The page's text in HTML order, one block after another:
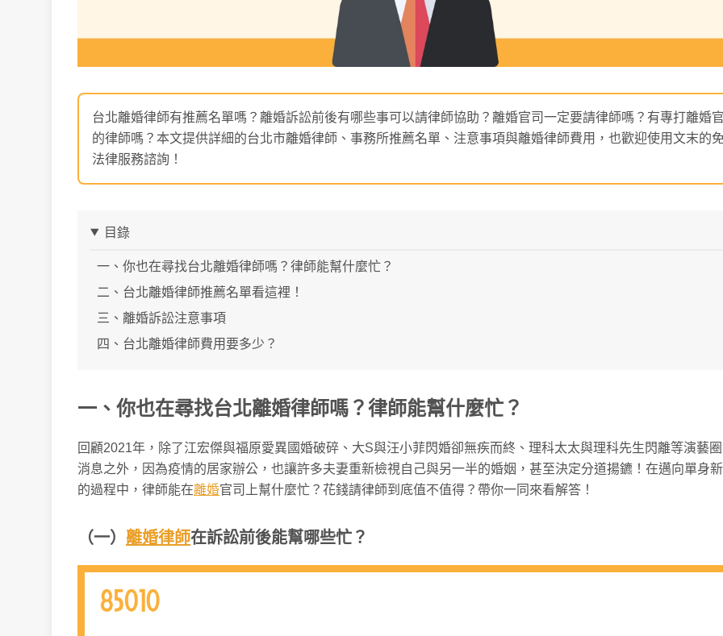
台北離婚律師有推薦名單嗎？離婚訴訟前後有哪些事可以請律師協助？離婚官司一定要請律師嗎？有專打離婚
的律師嗎？本文提供詳細的台北市離婚律師、事務所推薦名單、注意事項與離婚律師費用，也歡迎使用文末的
法律服務諮詢！
目錄
一、你也在尋找台北離婚律師嗎？律師能幫什麼忙？
二、台北離婚律師推薦名單看這裡！
三、離婚訴訟注意事項
四、台北離婚律師費用要多少？
一、你也在尋找台北離婚律師嗎？律師能幫什麼忙？
回顧2021年，除了江宏傑與福原愛異國婚破碎、大S與汪小菲閃婚卻無疾而終、理科太太與理科先生閃離等演藝
消息之外，因為疫情的居家辦公，也讓許多夫妻重新檢視自己與另一半的婚姻，甚至決定分道揚鑣！在邁向單身
的過程中，律師能在離婚官司上幫什麼忙？花錢請律師到底值不值得？帶你一同來看解答！
（一） 離婚律師在訴訟前後能幫哪些忙？